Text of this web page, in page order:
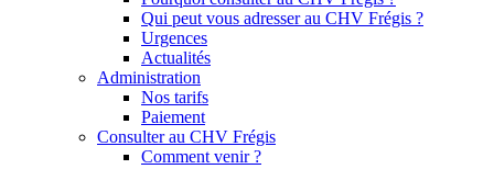
Qui peut vous adresser au CHV Frégis ?
Urgences
Actualités
Administration
Nos tarifs
Paiement
Consulter au CHV Frégis
Comment venir ?